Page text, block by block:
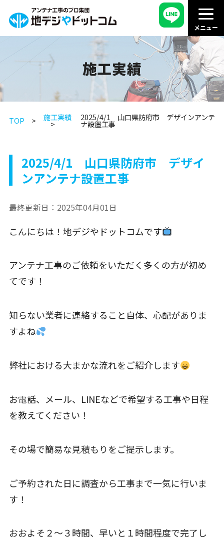
施工実績
TOP 施工実績 2025/4/1 山口県防府市 デザインアンテ
ナ設置工事
2025/4/1 山口県防府市 デザイ
ンアンテナ設置工事
最終更新日： 2025年04月01日
こんにちは！地デジやドットコムです
アンテナ工事のご依頼をいただく多くの方が初め
てです！
知らない業者に連絡すること自体、心配がありま
すよね
弊社における大まかな流れをご紹介します
お電話、メール、LINEなどで希望する工事や日程
を教えてください！
その場で簡易な見積もりをご提示します。
ご予約された日に調査から工事まで一気に行いま
す！
おおよそ２～３時間、早いと１時間程度で完了し